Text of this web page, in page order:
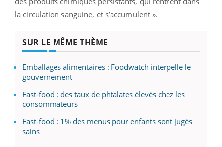
la circulation sanguine, et s’accumulent ».
SUR LE MÊME THÈME
Emballages alimentaires : Foodwatch interpelle le
gouvernement
Fast-food : des taux de phtalates élevés chez les
consommateurs
Fast-food : 1% des menus pour enfants sont jugés
sains